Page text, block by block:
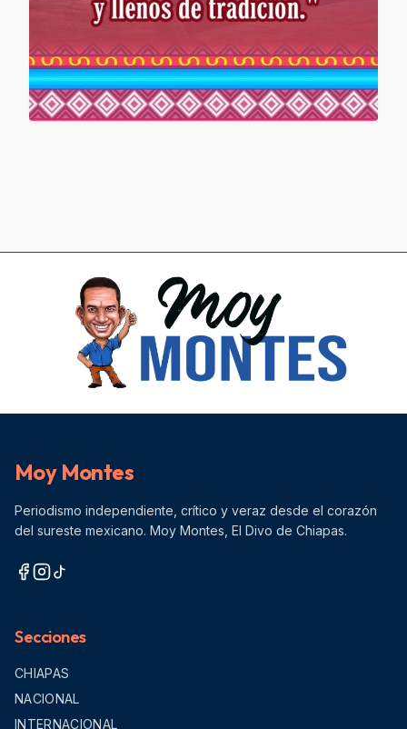
Moy Montes
Periodismo independiente, crítico y veraz desde el corazón
del sureste mexicano. Moy Montes, El Divo de Chiapas.
Secciones
CHIAPAS
NACIONAL
INTERNACIONAL